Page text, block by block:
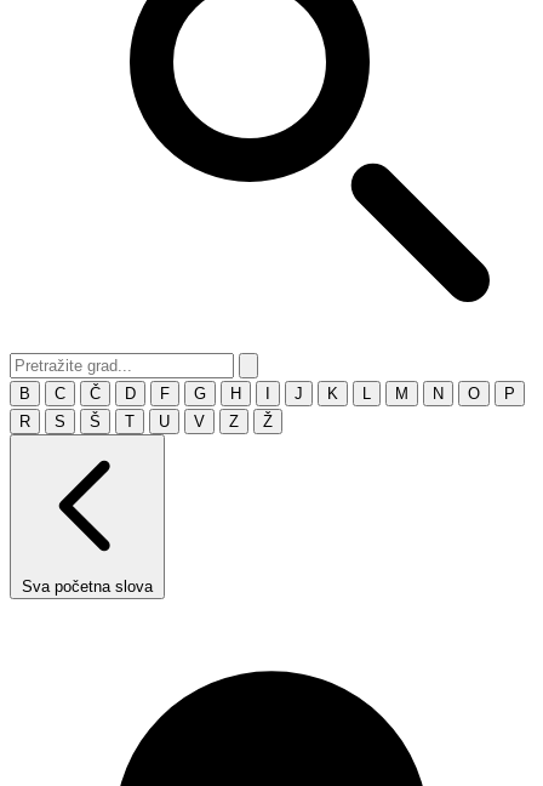
B C Č D F G H J K M N O
P
R
S Š T U V Z Ž
Sva početna slova